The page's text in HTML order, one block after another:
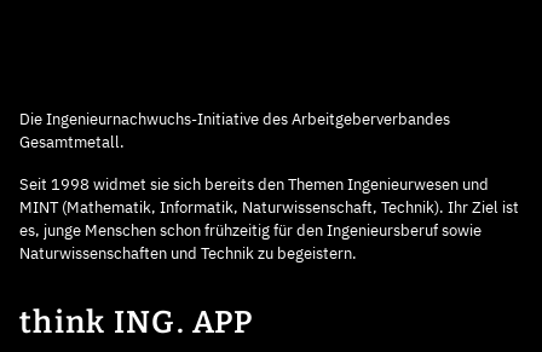
Die Ingenieurnachwuchs-Initiative des Arbeitgeberverbandes
Gesamtmetall.
Seit 1998 widmet sie sich bereits den Themen Ingenieurwesen und
MINT (Mathematik, Informatik, Naturwissenschaft, Technik). Ihr Ziel ist
es, junge Menschen schon frühzeitig für den Ingenieursberuf sowie
Naturwissenschaften und Technik zu begeistern.
think ING. APP